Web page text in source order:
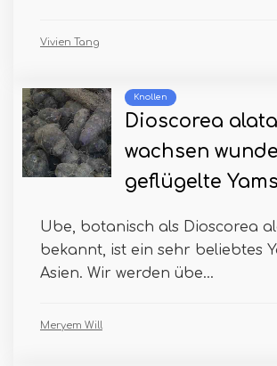
Vivien Tang
Knollen
Dioscorea alata
wachsen
geflügelte Yams
Ube, botanisch als Dioscorea
bekannt, ist ein sehr beliebtes
Asien. Wir werden übe...
Meryem Will